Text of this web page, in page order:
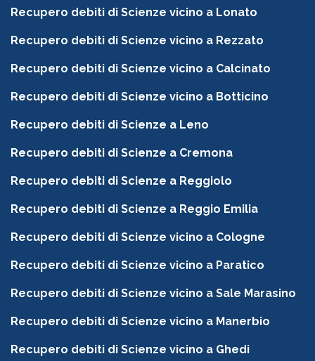
Recupero debiti di Scienze vicino a Lonato
Recupero debiti di Scienze vicino a Rezzato
Recupero debiti di Scienze vicino a Calcinato
Recupero debiti di Scienze vicino a Botticino
Recupero debiti di Scienze a Leno
Recupero debiti di Scienze a Cremona
Recupero debiti di Scienze a Reggiolo
Recupero debiti di Scienze a Reggio Emilia
Recupero debiti di Scienze vicino a Cologne
Recupero debiti di Scienze vicino a Paratico
Recupero debiti di Scienze vicino a Sale Marasino
Recupero debiti di Scienze vicino a Manerbio
Recupero debiti di Scienze vicino a Ghedi